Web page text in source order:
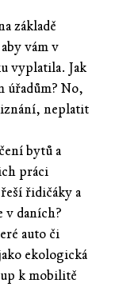
základě
vám v
vyplatila. Jak
úřadům? No,
neplatit
bytů a
práci
řidičáky a
v daních?
auto či
ekologická
k mobilitě